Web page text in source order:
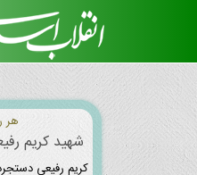
هر
شهید کریم